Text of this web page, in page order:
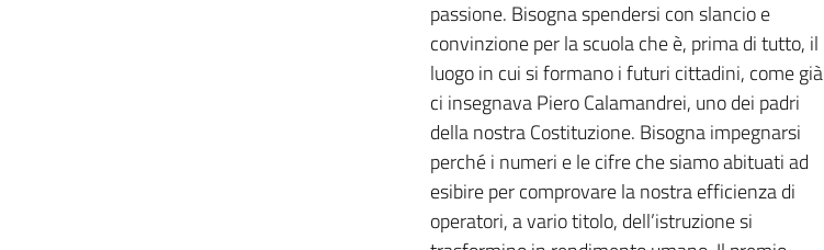
passione. Bisogna spendersi con slancio e
convinzione per la scuola che è, prima di tutto, il
luogo in cui si formano i futuri cittadini, come già
ci insegnava Piero Calamandrei, uno dei padri
della nostra Costituzione. Bisogna impegnarsi
perché i numeri e le cifre che siamo abituati ad
esibire per comprovare la nostra efficienza di
operatori, a vario titolo, dell’istruzione si